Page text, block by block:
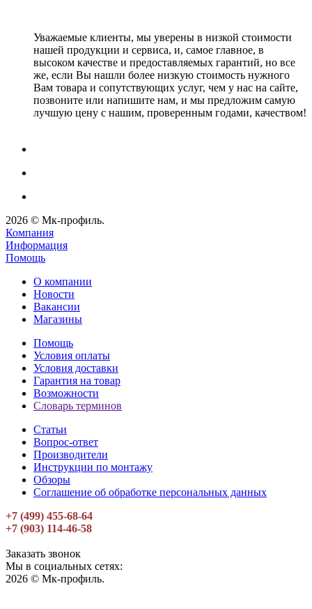
Уважаемые клиенты, мы уверены в низкой стоимости
нашей продукции и сервиса, и, самое главное, в
высоком качестве и предоставляемых гарантий, но все
же, если Вы нашли более низкую стоимость нужного
Вам товара и сопутствующих услуг, чем у нас на сайте,
позвоните или напишите нам, и мы предложим самую
лучшую цену с нашим, проверенным годами, качеством!
2026 © Мк-профиль.
Компания
Информация
Помощь
О компании
Новости
Вакансии
Магазины
Помощь
Условия оплаты
Условия доставки
Гарантия на товар
Возможности
Словарь терминов
Статьи
Вопрос-ответ
Производители
Инструкции по монтажу
Обзоры
Соглашение об обработке персональных данных
+7 (499) 455-68-64
+7 (903) 114-46-58
Заказать звонок
Мы в социальных сетях:
2026 © Мк-профиль.